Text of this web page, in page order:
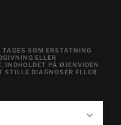
SOM ERSTATNING
ELLER
INDHOLDET PÅ ØJENVIDEN
STILLE DIAGNOSER ELLER